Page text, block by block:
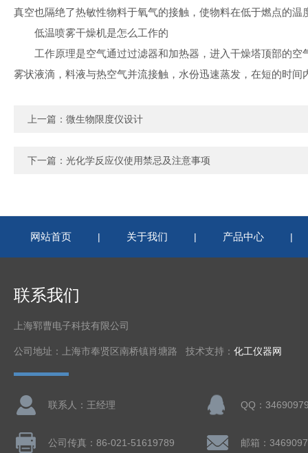
真空也隔绝了热敏性物料于氧气的接触，使物料在低于燃点的温
低温喷雾干燥机是怎么工作的
工作原理是空气通过过滤器和加热器，进入干燥塔顶部的
雾状液滴，料液与热空气并流接触，水份迅速蒸发，在短的时
上一篇： 微生物限度仪设计
下一篇： 光化学反应仪使用禁忌及注意事项
网站首页 | 关于我们 | 产品中心 |
联系我们
上海郓曹电子科技有限公司
公司地址：上海市奉贤区南桥镇肖塘路 技术支持： 化工仪器网
联系人：王经理 QQ：
公司传真：86-021-51619789 邮箱：